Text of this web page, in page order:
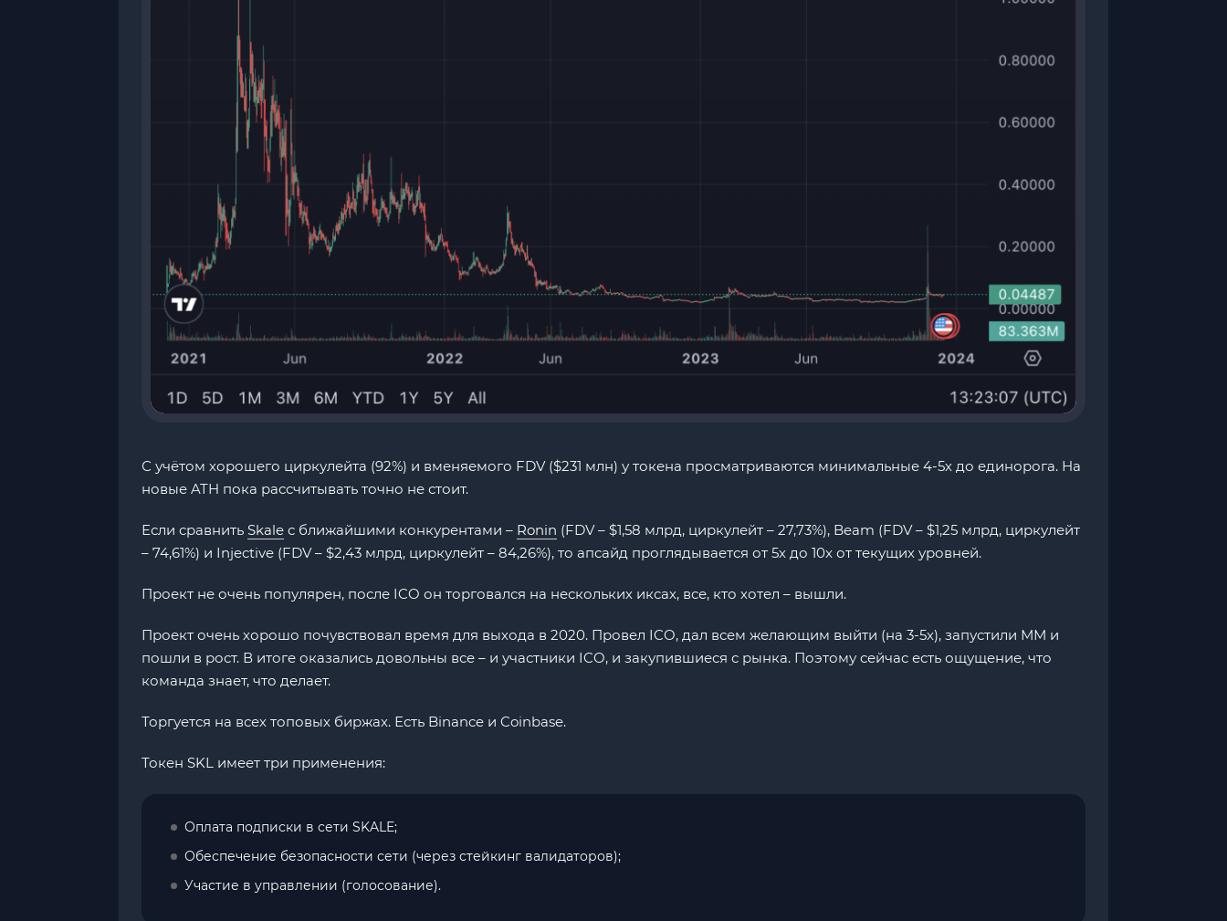
С учётом хорошего циркулейта (92%) и вменяемого FDV ($231 млн) у токена просматриваются минимальные 4-5х до единорога. На
новые ATH пока рассчитывать точно не стоит.
Если сравнить Skale с ближайшими конкурентами – Ronin (FDV – $1,58 млрд, циркулейт – 27,73%), Beam (FDV – $1,25 млрд, циркулейт
– 74,61%) и Injective (FDV – $2,43 млрд, циркулейт – 84,26%), то апсайд проглядывается от 5х до 10x от текущих уровней.
Проект не очень популярен, после ICO он торговался на нескольких иксах, все, кто хотел – вышли.
Проект очень хорошо почувствовал время для выхода в 2020. Провел ICO, дал всем желающим выйти (на 3-5х), запустили ММ и
пошли в рост. В итоге оказались довольны все – и участники ICO, и закупившиеся с рынка. Поэтому сейчас есть ощущение, что
команда знает, что делает.
Торгуется на всех топовых биржах. Есть Binance и Coinbase.
Токен SKL имеет три применения:
Оплата подписки в сети SKALE;
Обеспечение безопасности сети (через стейкинг валидаторов);
Участие в управлении (голосование).